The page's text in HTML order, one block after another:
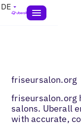
DE
friseursalon.org
friseursalon.org
salons. Uberall
with accurate,